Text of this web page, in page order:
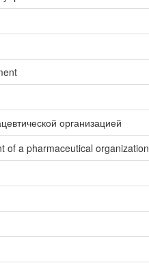
организацией
of a pharmaceutical organization